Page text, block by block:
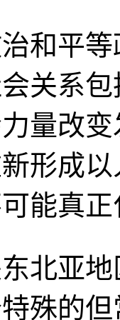
和平
关系
量改
形成
能真
北亚
殊的